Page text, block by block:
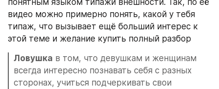
видео можно примерно понять, какой у тебя
типаж, что вызывает ещё больший интерес к
этой теме и желание купить полный разбор
Ловушка в том, что девушкам и женщинам
всегда интересно познавать себя с разных
сторонах, учиться подчеркивать свои